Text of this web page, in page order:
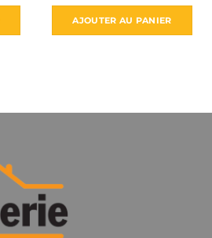
AJOUTER AU PANIER